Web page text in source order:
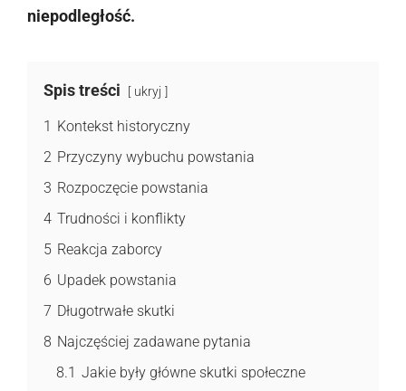
niepodległość.
Spis treści ukryj
1 Kontekst historyczny
2 Przyczyny wybuchu powstania
3 Rozpoczęcie powstania
4 Trudności i konflikty
5 Reakcja zaborcy
6 Upadek powstania
7 Długotrwałe skutki
8 Najczęściej zadawane pytania
8.1 Jakie były główne skutki społeczne